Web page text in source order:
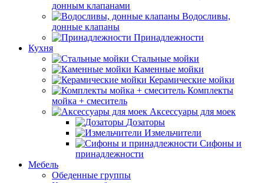
донным клапанами
Водосливы,
донные клапаны
Принадлежности
Кухня
Стальные мойки
Каменные мойки
Керамические мойки
Комплекты
мойка + смеситель
Аксессуары для моек
Дозаторы
Измельчители
Сифоны и
принадлежности
Мебель
Обеденные группы